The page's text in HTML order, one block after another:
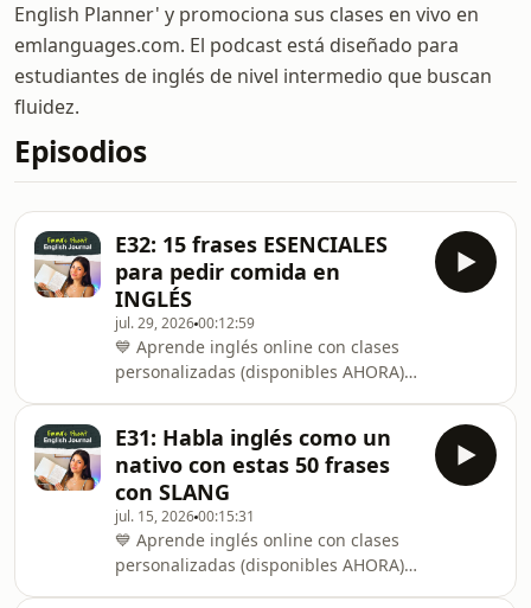
English Planner' y promociona sus clases en vivo en
emlanguages.com. El podcast está diseñado para
estudiantes de inglés de nivel intermedio que buscan
fluidez.
Episodios
E32: 15 frases ESENCIALES
para pedir comida en
INGLÉS
jul. 29, 202600:12:59
💙 Aprende inglés online con clases
personalizadas (disponibles AHORA)
recibir un 30% de descuento →
https://fablelingo.com/inglesOrganiza
tu rutina de estudio con el Fluent
English Planner →📘 Azul Vibrante:
https://mybook.to/blue-english-
planner📓 Negro Clásico:
https://mybook.to/black-english-
E31: Habla inglés como un
nativo con estas 50 frases
con SLANG
jul. 15, 202600:15:31
💙 Aprende inglés online con clases
personalizadas (disponibles AHORA)